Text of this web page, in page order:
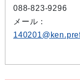
088-823-9296
メール：